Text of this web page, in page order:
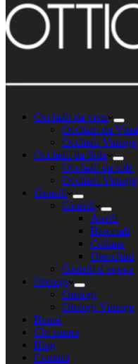
Occhiali da vista
Occhiali da Vista
Occhiali Vintage
Occhiali da Sole
Occhiali da sole
Occhiali Vintage
Gioielli
Gioielli
Anelli
Bracciali
Collane
Orecchini
Gioielli d’epoca
Orologi
Orologi
Orologi Vintage
Brand
Chi siamo
Blog
Contatti